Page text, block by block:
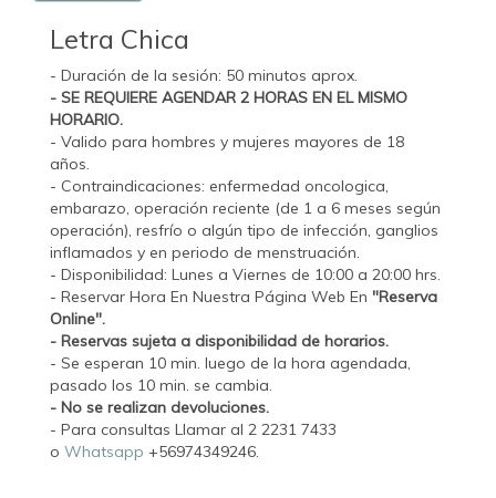
Letra Chica
- Duración de la sesión: 50 minutos aprox.
- SE REQUIERE AGENDAR 2 HORAS EN EL MISMO
HORARIO.
- Valido para hombres y mujeres mayores de 18
años.
- Contraindicaciones: enfermedad oncologica,
embarazo, operación reciente (de 1 a 6 meses según
operación), resfrío o algún tipo de infección, ganglios
inflamados y en periodo de menstruación.
- Disponibilidad: Lunes a Viernes de 10:00 a 20:00 hrs.
- Reservar Hora En Nuestra Página Web En "Reserva
Online".
- Reservas sujeta a disponibilidad de horarios.
- Se esperan 10 min. luego de la hora agendada,
pasado los 10 min. se cambia.
- No se realizan devoluciones.
- Para consultas Llamar al 2 2231 7433
o Whatsapp +56974349246.